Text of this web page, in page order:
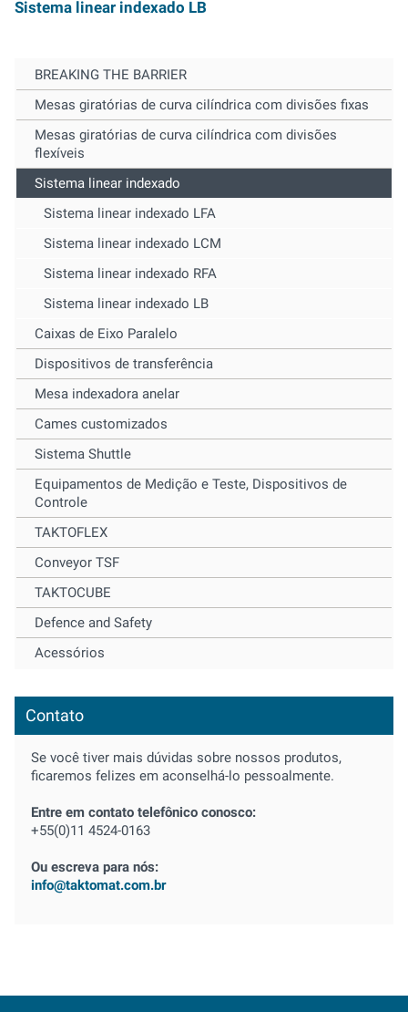
Sistema linear indexado LB
BREAKING THE BARRIER
Mesas giratórias de curva cilíndrica com divisões fixas
Mesas giratórias de curva cilíndrica com divisões
flexíveis
Sistema linear indexado
Sistema linear indexado LFA
Sistema linear indexado LCM
Sistema linear indexado RFA
Sistema linear indexado LB
Caixas de Eixo Paralelo
Dispositivos de transferência
Mesa indexadora anelar
Cames customizados
Sistema Shuttle
Equipamentos de Medição e Teste, Dispositivos de
Controle
TAKTOFLEX
Conveyor TSF
TAKTOCUBE
Defence and Safety
Acessórios
Contato
Se você tiver mais dúvidas sobre nossos produtos,
ficaremos felizes em aconselhá-lo pessoalmente.
Entre em contato telefônico conosco:
+55(0)11 4524-0163
Ou escreva para nós:
info@taktomat.com.br